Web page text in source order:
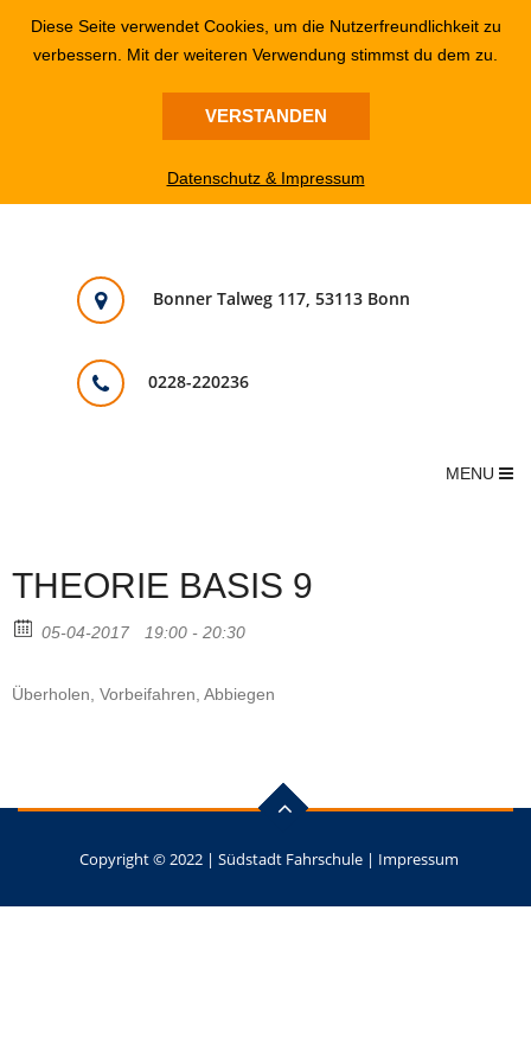
Bonner Talweg 117, 53113 Bonn
0228-220236
MENU
THEORIE BASIS 9
05-04-2017 19:00 - 20:30
Überholen, Vorbeifahren, Abbiegen
Copyright © 2022 | Südstadt Fahrschule | Impressum
Diese Seite verwendet Cookies, um die Nutzerfreundlichkeit zu
verbessern. Mit der weiteren Verwendung stimmst du dem zu.
VERSTANDEN
Datenschutz & Impressum